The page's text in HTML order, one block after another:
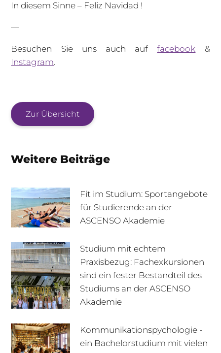
+49 170 222 77 66 Infotage
In diesem Sinne – Feliz Navidad !
—
Besuchen Sie uns auch auffacebook &
Instagram.
Zur Übersicht
Weitere Beiträge
Fit im Studium: Sportangebote
für Studierende an der
ASCENSO Akademie
Studium mit echtem
Praxisbezug: Fachexkursionen
sind ein fester Bestandteil des
Studiums an der ASCENSO
Akademie
Kommunikationspychologie -
ein Bachelorstudium mit vielen